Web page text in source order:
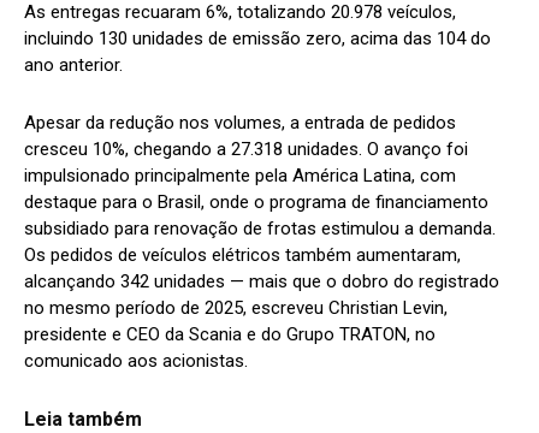
As entregas recuaram 6%, totalizando 20.978 veículos,
incluindo 130 unidades de emissão zero, acima das 104 do
ano anterior.
Apesar da redução nos volumes, a entrada de pedidos
cresceu 10%, chegando a 27.318 unidades. O avanço foi
impulsionado principalmente pela América Latina, com
destaque para o Brasil, onde o programa de financiamento
subsidiado para renovação de frotas estimulou a demanda.
Os pedidos de veículos elétricos também aumentaram,
alcançando 342 unidades — mais que o dobro do registrado
no mesmo período de 2025, escreveu Christian Levin,
presidente e CEO da Scania e do Grupo TRATON, no
comunicado aos acionistas.
Leia também